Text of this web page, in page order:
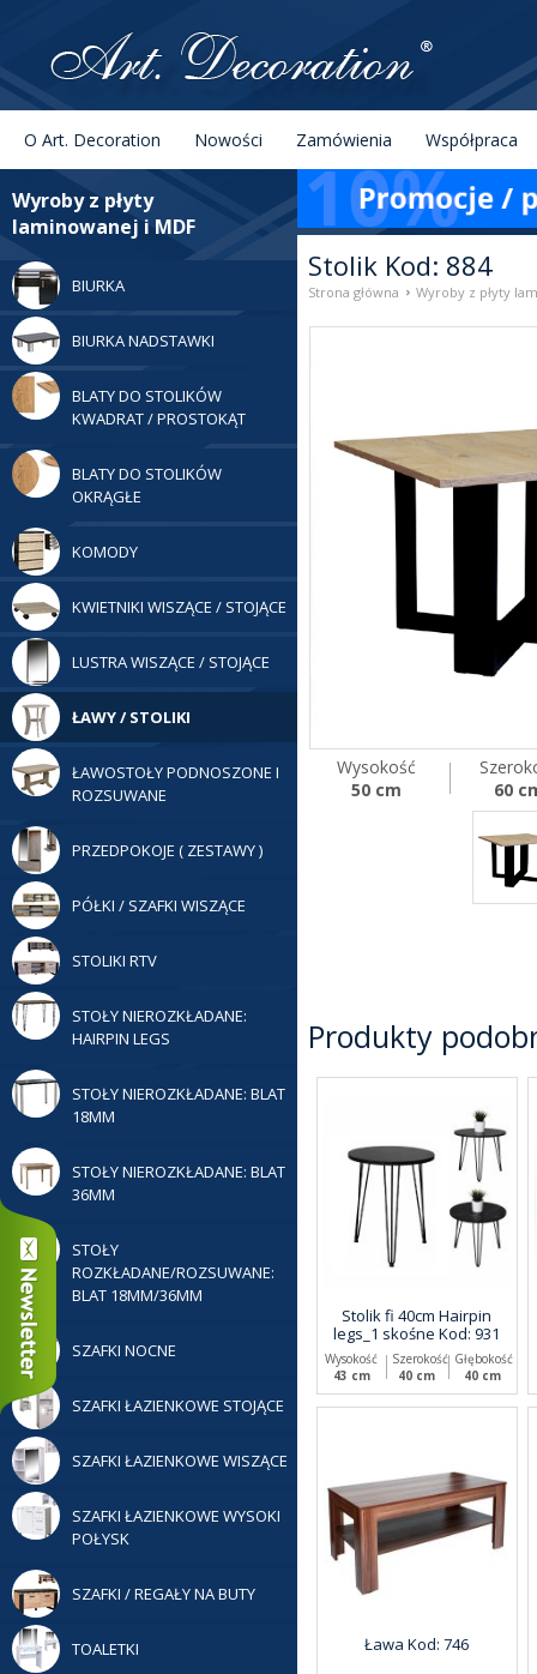
Menu
O Art. Decoration Nowości Zamówienia Współpraca
Szukaj
Wyroby z płyty
laminowanej i MDF
BIURKA
BIURKA NADSTAWKI
BLATY DO STOLIKÓW
KWADRAT / PROSTOKĄT
BLATY DO STOLIKÓW
OKRĄGŁE
KOMODY
KWIETNIKI WISZĄCE / STOJĄCE
LUSTRA WISZĄCE / STOJĄCE
ŁAWY / STOLIKI
ŁAWOSTOŁY PODNOSZONE I
ROZSUWANE
PRZEDPOKOJE ( ZESTAWY )
PÓŁKI / SZAFKI WISZĄCE
STOLIKI RTV
STOŁY NIEROZKŁADANE:
HAIRPIN LEGS
STOŁY NIEROZKŁADANE: BLAT
18MM
STOŁY NIEROZKŁADANE: BLAT
36MM
STOŁY
ROZKŁADANE/ROZSUWANE:
BLAT 18MM/36MM
SZAFKI NOCNE
SZAFKI ŁAZIENKOWE STOJĄCE
SZAFKI ŁAZIENKOWE WISZĄCE
SZAFKI ŁAZIENKOWE WYSOKI
POŁYSK
SZAFKI / REGAŁY NA BUTY
TOALETKI
Stolik Kod: 884
Strona główna › Wyroby z płyty
Wysokość
50 cm
60
Produkty
Stolik fi 40cm Hairpin
legs_1 skośne Kod: 931
Wysokość
43 cm
Szerokość
40 cm
Głębokość
40 cm
Ława Kod: 746